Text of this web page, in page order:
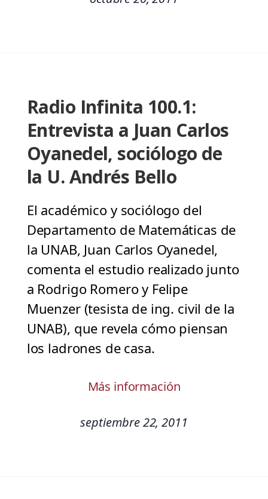
Radio Infinita 100.1:
Entrevista a Juan Carlos
Oyanedel, sociólogo de
la U. Andrés Bello
El académico y sociólogo del
Departamento de Matemáticas de
la UNAB, Juan Carlos Oyanedel,
comenta el estudio realizado junto
a Rodrigo Romero y Felipe
Muenzer (tesista de ing. civil de la
UNAB), que revela cómo piensan
los ladrones de casa.
Más información
septiembre 22, 2011